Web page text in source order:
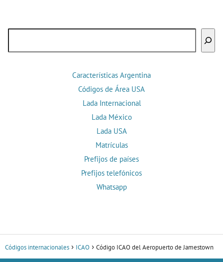
Características Argentina
Códigos de Área USA
Lada Internacional
Lada México
Lada USA
Matrículas
Prefijos de países
Prefijos telefónicos
Whatsapp
Códigos internacionales ICAO Código ICAO del Aeropuerto de Jamestown